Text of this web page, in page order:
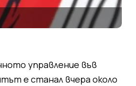
управление във
е станал вчера около